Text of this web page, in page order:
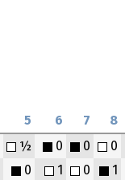
5 6 7 8
½ 0 0 0
0 1 0 1